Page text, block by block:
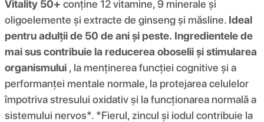
Vitality 50+ conține 12 vitamine, 9 minerale și
oligoelemente și extracte de ginseng și măsline. Ideal
pentru adulții de 50 de ani și peste. Ingredientele de
mai sus contribuie la reducerea oboselii și stimularea
organismului , la menținerea funcției cognitive și a
performanței mentale normale, la protejarea celulelor
împotriva stresului oxidativ și la funcționarea normală a
sistemului nervos*. *Fierul, zincul și iodul contribuie la